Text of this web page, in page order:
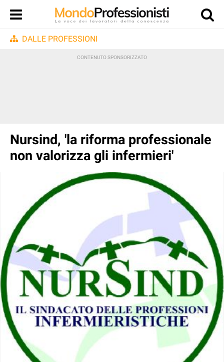
DALLE PROFESSIONI
Nursind, 'la riforma professionale
non valorizza gli infermieri'